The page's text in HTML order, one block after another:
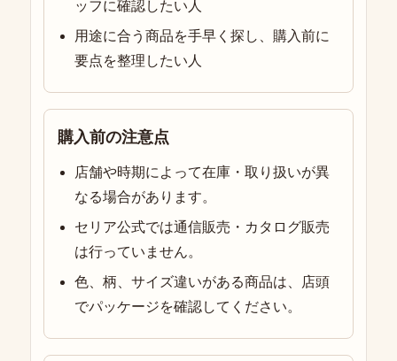
ッフに確認したい人
用途に合う商品を手早く探し、購入前に
要点を整理したい人
購入前の注意点
店舗や時期によって在庫・取り扱いが異
なる場合があります。
セリア公式では通信販売・カタログ販売
は行っていません。
色、柄、サイズ違いがある商品は、店頭
でパッケージを確認してください。